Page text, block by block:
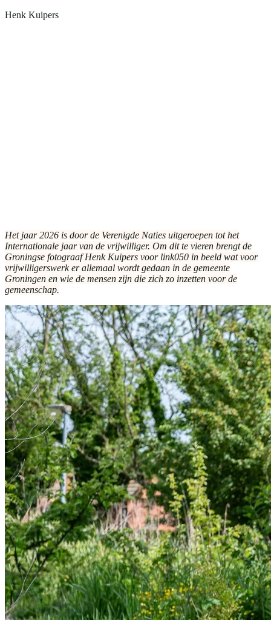
Henk Kuipers
Het jaar 2026 is door de Verenigde Naties uitgeroepen tot het
Internationale jaar van de vrijwilliger. Om dit te vieren brengt de
Groningse fotograaf Henk Kuipers voor link050 in beeld wat voor
vrijwilligerswerk er allemaal wordt gedaan in de gemeente
Groningen en wie de mensen zijn die zich zo inzetten voor de
gemeenschap.